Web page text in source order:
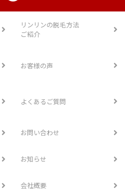
リンリンの脱毛方法
ご紹介
お客様の声
よくあるご質問
お問い合わせ
お知らせ
会社概要